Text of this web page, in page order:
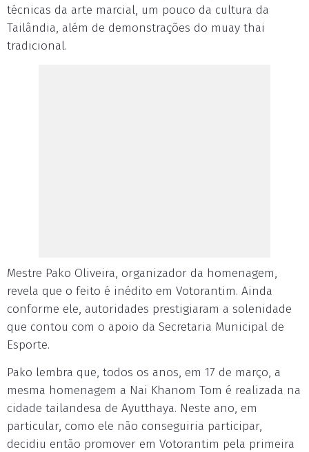
técnicas da arte marcial, um pouco da cultura da
Tailândia, além de demonstrações do muay thai
tradicional.
Mestre Pako Oliveira, organizador da homenagem,
revela que o feito é inédito em Votorantim. Ainda
conforme ele, autoridades prestigiaram a solenidade
que contou com o apoio da Secretaria Municipal de
Esporte.
Pako lembra que, todos os anos, em 17 de março, a
mesma homenagem a Nai Khanom Tom é realizada na
cidade tailandesa de Ayutthaya. Neste ano, em
particular, como ele não conseguiria participar,
decidiu então promover em Votorantim pela primeira